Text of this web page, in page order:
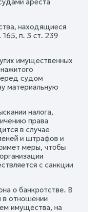
ареста
находящиеся
165, п. 3 ст. 239
имущественных
судом
материальную
налога,
права
в случае
и штрафов и
меры, чтобы
с санкции
о банкротстве. В
в отношении
имущества, на